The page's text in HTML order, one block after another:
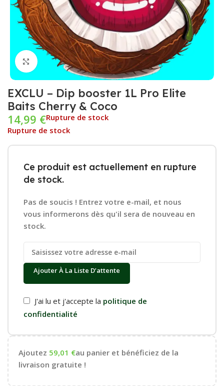
Cliquez pour agrandir
EXCLU – Dip booster 1L Pro Elite
Baits Cherry & Coco
14,99 €Rupture de stock
Rupture de stock
Ce produit est actuellement en rupture
de stock.
Pas de soucis ! Entrez votre e-mail, et nous
vous informerons dès qu'il sera de nouveau en
stock.
Ajouter À La Liste D’attente
J'ai lu et j'accepte la politique de
confidentialité
Ajoutez 59,01 €au panier et bénéficiez de la
livraison gratuite !